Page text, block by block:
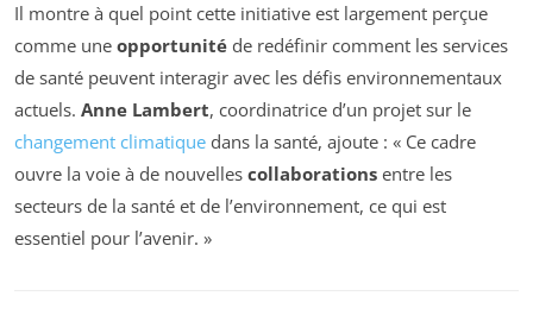
Il montre à quel point cette initiative est largement perçue
comme une opportunité de redéfinir comment les services
de santé peuvent interagir avec les défis environnementaux
actuels. Anne Lambert, coordinatrice d’un projet sur le
changement climatique dans la santé, ajoute : « Ce cadre
ouvre la voie à de nouvelles collaborations entre les
secteurs de la santé et de l’environnement, ce qui est
essentiel pour l’avenir. »